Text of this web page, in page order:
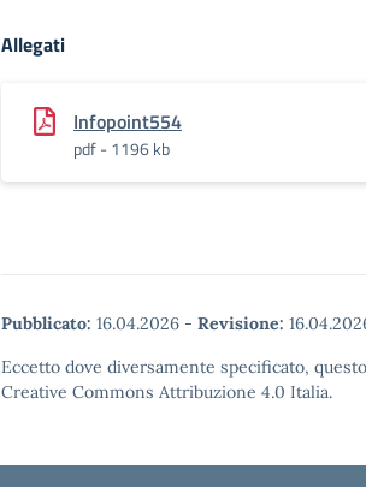
Allegati
Infopoint554
pdf - 1196 kb
Pubblicato: 16.04.2026 - Revisione:
Eccetto dove diversamente specificato,
Creative Commons Attribuzione 4.0 Italia.